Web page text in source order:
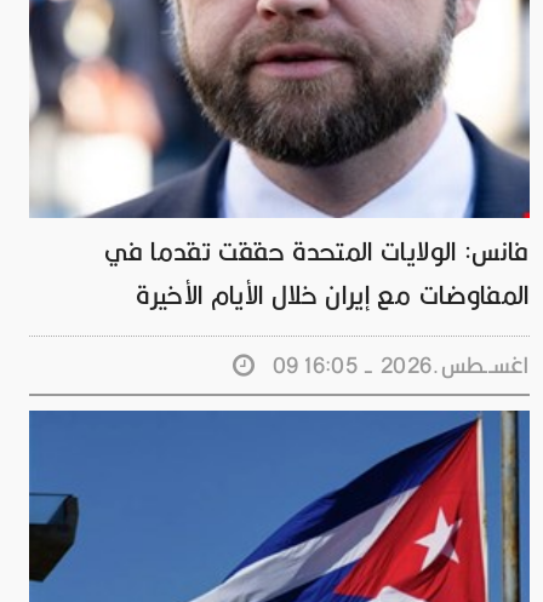
فانس: الولايات المتحدة حققت تقدما في
المفاوضات مع إيران خلال الأيام الأخيرة
09 اغســطس.2026 - 16:05